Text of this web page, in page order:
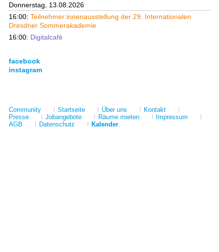
Donnerstag, 13.08.2026
16:00: Teilnehmer:innenausstellung der 29. Internationalen
Dresdner Sommerakademie
16:00: Digitalcafé
facebook
instagram
Community Startseite Über uns Kontakt
Presse
Jobangebote Räume mieten Impressum
AGB
Datenschutz Kalender